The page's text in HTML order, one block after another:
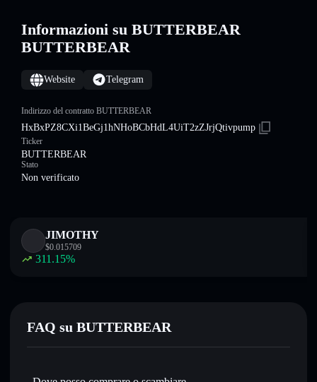
Informazioni su BUTTERBEAR
BUTTERBEAR
Website Telegram
Indirizzo del contratto BUTTERBEAR
HxBxPZ8CXi1BeGj1hNHoBCbHdL4UiT2zZJrjQtivpump
Ticker
BUTTERBEAR
Stato
Non verificato
JIMOTHY
$0.015709
311.15%
FAQ su BUTTERBEAR